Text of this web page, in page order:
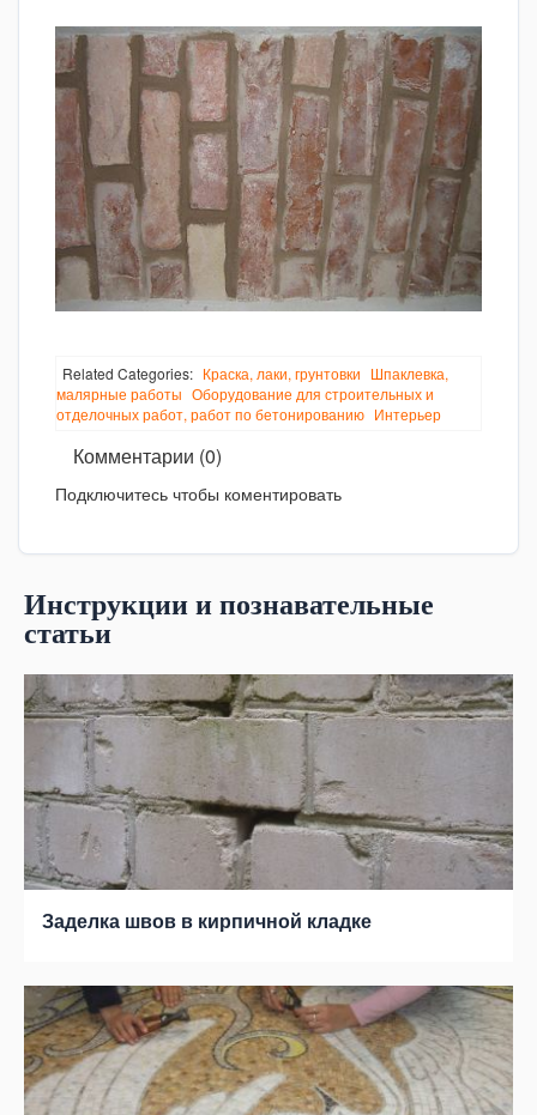
Related Categories: Краска, лаки, грунтовки Шпаклевка,
малярные работы Оборудование для строительных и
отделочных работ, работ по бетонированию Интерьер
Комментарии (0)
Подключитесь чтобы коментировать
Инструкции и познавательные
статьи
Заделка швов в кирпичной кладке